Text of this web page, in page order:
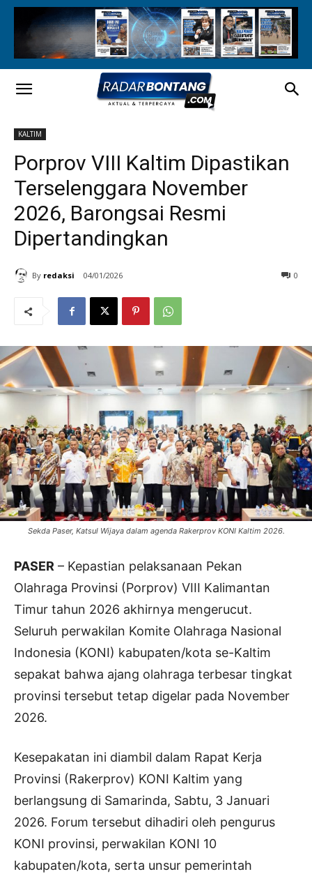
KALTIM
Porprov VIII Kaltim Dipastikan
Terselenggara November
2026, Barongsai Resmi
Dipertandingkan
By redaksi 04/01/2026 0
Sekda Paser, Katsul Wijaya dalam agenda Rakerprov KONI Kaltim 2026.
PASER – Kepastian pelaksanaan Pekan
Olahraga Provinsi (Porprov) VIII Kalimantan
Timur tahun 2026 akhirnya mengerucut.
Seluruh perwakilan Komite Olahraga Nasional
Indonesia (KONI) kabupaten/kota se-Kaltim
sepakat bahwa ajang olahraga terbesar tingkat
provinsi tersebut tetap digelar pada November
2026.
Kesepakatan ini diambil dalam Rapat Kerja
Provinsi (Rakerprov) KONI Kaltim yang
berlangsung di Samarinda, Sabtu, 3 Januari
2026. Forum tersebut dihadiri oleh pengurus
KONI provinsi, perwakilan KONI 10
kabupaten/kota, serta unsur pemerintah